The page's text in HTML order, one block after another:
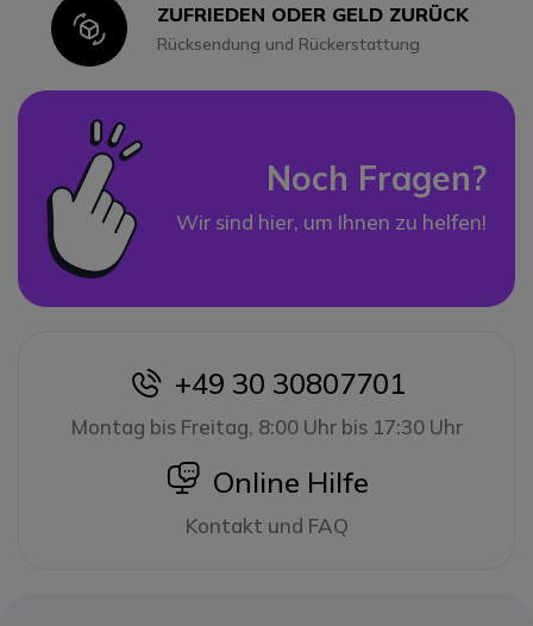
IconZUFRIEDEN ODER GELD ZURÜCK
Rücksendung und Rückerstattung
Noch Fragen?
Wir sind hier, um Ihnen zu helfen!
icon
+49 30 30807701
Montag bis Freitag, 8:00 Uhr bis 17:30 Uhr
icon
Online Hilfe
Kontakt und FAQ